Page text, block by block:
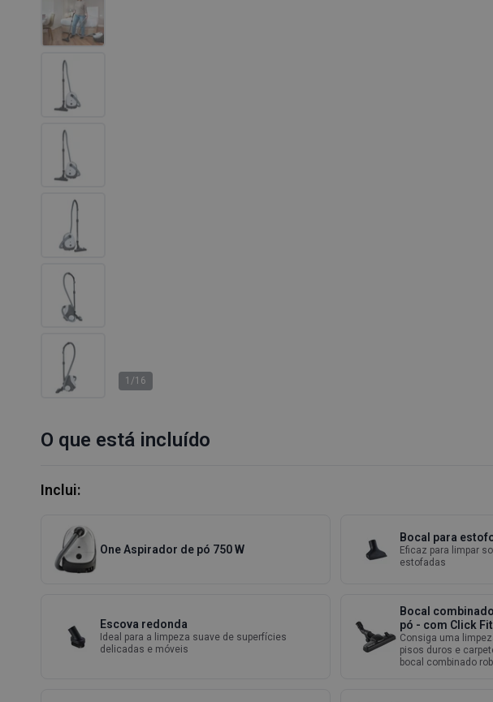
1/16
O que está incluído
Inclui:
One Aspirador de pó 750 W
Bocal para
Eficaz para limpar
estofadas
Escova redonda
Ideal para a limpeza suave de superfícies
delicadas e móveis
Bocal
pó - com Click Fit
Consiga uma
pisos duros e
bocal combinado